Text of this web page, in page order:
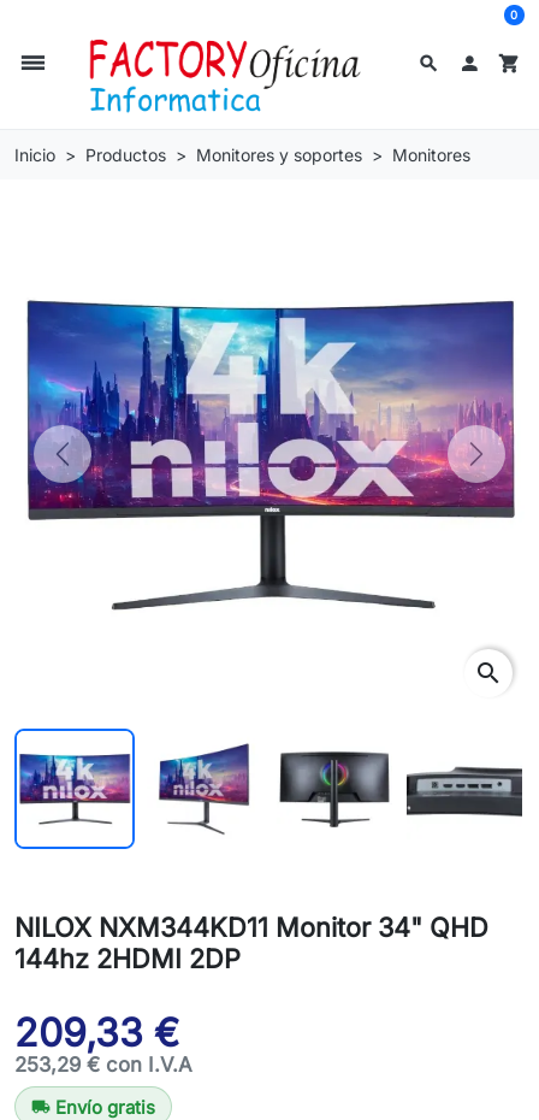
search
dehaze  shopping_cart
0
Inicio Productos Monitores y soportes Monitores
Previous Next
search
NILOX NXM344KD11 Monitor 34" QHD
144hz 2HDMI 2DP
209,33 €
253,29 € con I.V.A
local_shipping Envío gratis